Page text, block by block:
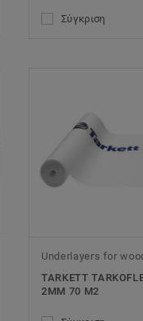
Σύγκριση
Underlayers for
TARKETT
2MM 70 M2